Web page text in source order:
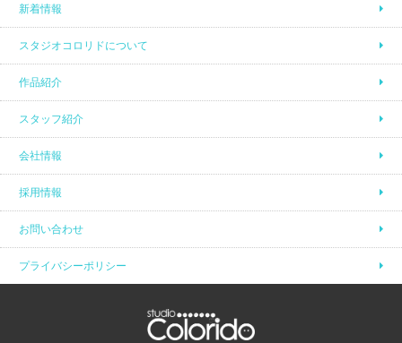
新着情報
スタジオコロリドについて
作品紹介
スタッフ紹介
会社情報
採用情報
お問い合わせ
プライバシーポリシー